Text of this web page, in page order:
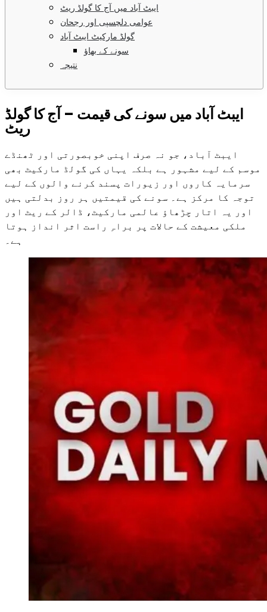
ایبٹ آباد میں آج کا گولڈ ریٹ
عوامی دلچسپی اور رجحان
گولڈ مارکیٹ ایبٹ آباد
سونے کے بھاؤ
نتیجہ
ایبٹ آباد میں سونے کی قیمت – آج کا گولڈ
ریٹ
ایبٹ آباد، جو نہ صرف اپنی خوبصورتی اور ٹھنڈے
موسم کے لیے مشہور ہے بلکہ یہاں کی گولڈ مارکیٹ بھی
سرمایہ کاروں اور زیورات پسند کرنے والوں کے لیے
توجہ کا مرکز ہے۔ سونے کی قیمتیں ہر روز بدلتی ہیں
اور یہ اتار چڑھاؤ عالمی مارکیٹ، ڈالر کے ریٹ اور
ملکی معیشت کے حالات پر براہِ راست اثر انداز ہوتا
ہے۔